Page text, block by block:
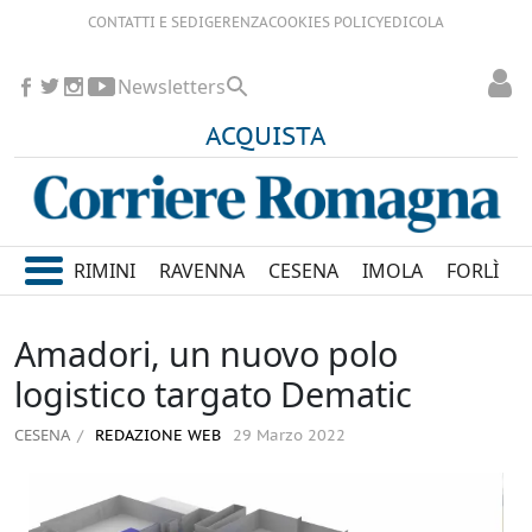
CONTATTI E SEDIGERENZACOOKIES POLICYEDICOLA
ACQUISTA
Newsletters
RIMINI RAVENNA CESENA IMOLA FORLÌ
Amadori, un nuovo polo
logistico targato Dematic
CESENA REDAZIONE WEB 29 Marzo 2022